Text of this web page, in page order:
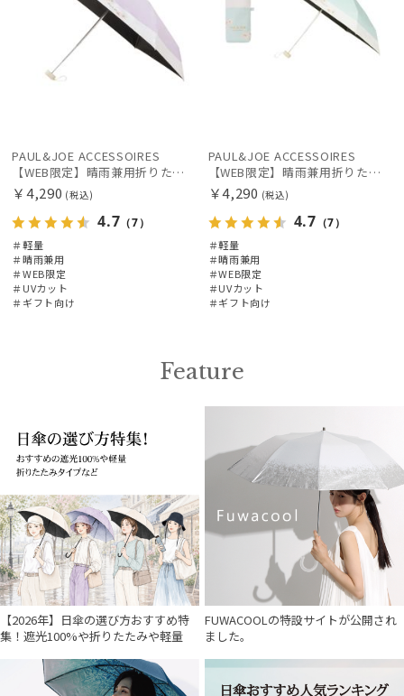
在庫表示
販売状況
PAUL&JOE ACCESSOIRES
【WEB限定】晴雨兼用折りたたみ日傘 ポール&ジョー(PAUL & JOE ACCESSOIRES)クリザンテーム/バイカラー 雨の日OK 一級遮光99.99% 遮熱 簡単開閉 UV 晴雨兼用 可愛い
￥4,290 (税込)
4.7 （7）
＃軽量
＃晴雨兼用
＃WEB限定
＃UVカット
＃ギフト向け
PAUL&JOE ACCESSOIRES
【WEB限定】晴雨兼用折りたたみ日傘 ポール&ジョー(PAUL & JOE ACCESSOIRES)クリザンテーム/バイカラー 雨の日OK 一級遮光99.99% 遮熱 簡単開閉 UV 晴雨兼用 可愛い
￥4,290 (税込)
4.7 （7）
＃軽量
＃晴雨兼用
＃WEB限定
＃UVカット
＃ギフト向け
Feature
【2026年】日傘の選び方おすすめ特
集！遮光100%や折りたたみや軽量
FUWACOOLの特設サイトが公開され
ました。